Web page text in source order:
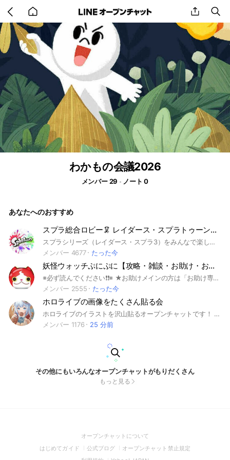
back
to
home
share
わかもの会議2026
メンバー 29 ノート 0
あなたへのおすすめ
スプラ総合ロビー🦑 レイダース・スプラトゥーン3・マルチ募集・攻略
スプラシリーズ（レイダース・スプラ3）をみんなで楽しむ総合オープンチャットです🦑🐙 マルチ募集、攻略情報、質問・相談、新着情報、フェス、サーモンラン、大会・イベントなど、スプラに関する話題なら大歓迎！ レイダースを楽しみたい方も、スプラ3で対戦やサモランを遊びたい方も、ぜひご参加ください。 ガチ勢・エンジョイ勢・初心者を問わず、誰もが気軽に楽しく交流できる場所を目指しています。 さあ、スプラを愛するイカ・タコ諸君よ、集まれ！ ※入室後は、大事なノートにある「イカのおきて」をご一読ください。 細かいルールは設けていませんが、乱暴な言葉づかい、敵や味方を傷つける発言、過度な批判、スプラと無関係な会話の継続などは禁止しています。お互いに思いやりを持って楽しみましょう！ #スプラトゥーン #スプラ #Splatoon #ゲーム #Switch #Nintendo #任天堂 #対戦 #マルチ #攻略 #フレンド #スプラトゥーンレイダース #レイダース #スプラトゥーン3 #スプラ3 #Splatoon3 #フェス #サーモンラン #サモラン #ビッグラン
メンバー 4677
たった今
妖怪ウォッチぷにぷに【攻略・雑談・お助け・おかえり・俺の友達紹介キャンペーン・フレンド募集】
※必ず読んでください❗️❗️※ ★お助けメインの方は「お助け専用部屋」に参加するよう、よろしくお願いいたします‼️★ より良い環境を維持する為、オープンチャットに入ったらノートやアナウンスの確認を必ずよろしくお願いします！ 助け合い楽しみましょう！ 荒らしは遠慮無く退会させて頂きます。 助け合いが出来ないイベントは攻略や雑談などで話しましょう。 他グルへの勧誘・代行・チート・荒らし等は禁止です。 ★再参加整理中★ ・イベ終了毎に荒らし以外の方は再参加を解除してるので気持ちを改めて再参加の方をよろしくお願いいたします。 🏷Tag欄 #ゲーム#ぷにぷに#お助け#雑談#ぷにぷにお助け#妖怪ウォッチぷにぷにお助け#妖怪ウォッチ#ぷにぷにフレンド募集#ぷにぷにフレンド#ぷにぷにオプチャ#ぷにぷにオープンチャット#雑談部屋#雑談オプ#ぷにぷに攻略#ぷにぷに招待キャンペーン#イサマシ#ポカポカ#ウスラカゲ#フシギ#ニョロロン#ブキミ#怪魔#ゴーケツ#プリチー#王#ゲーム好き集まれ#にじさんじ#攻略#スコアタ#お助け募集#フレンド#フレンド募集#ガチャ#フレコ#隠しステージ #Z#ZZ#ZZZ#UZ#封印#強敵#ボス#種族#ニャンボ#オールスター#サンデー#アニメ#ホロライブ#抽選#配布#リーク#ホロライブ好き#ホロライブオプチャ#ホロライブオープンチャット#コラボ#映画#おはじき#ゴルフ#にゃんとす#にゃんとすコーラ#ゲート#周回#神引き#特効#レアドロ#ドリンク#ベスパ#招待キャンペーン#オープンチャット#助け合い#ぷにぷに雑談#東リべ#東京リベンジャーズ#東卍#リゼロ#仮面ライダー#ぷよぷよ#七つの大罪#シャドウサイド#三国志#レベルファイブ#進撃の巨人#モンスト#五等分の花嫁#このすば#転スラ#俺の友達召喚キャンペーン#ゲーム攻略#ぷにぷに俺の友達召喚キャンペーン#初心者#中級者#上級者#無課金勢#ガチ勢#リゼロ#エヴァ#プロセカ#Switch#モンスト#星街すいせい#さくらみこ#白上フブキ#百鬼あやめ#湊あくあ#猫又おかゆ#戌神ころね#潤羽るしあ#宝鐘マリン#兎田ぺこら#白銀ノエル#沙花叉クロヱ#天音かなた#ぷにぷに俺の友達紹介キャンペーン#ぷにぷに雑談#ぷにぷにおかえり#ポケポケ#名探偵コナン#無職転生
メンバー 2555
たった今
ホロライブの画像をたくさん貼る会
ホロライブのイラストを沢山貼るオープンチャットです！ 入ったら挨拶と推しを言ってくださいね！ ※アイコンは3次元以外にしてください #ホロライブ #イラスト
メンバー 1176
25 分前
その他にもいろんなオープンチャットがもりだくさん
もっと見る
オープンチャットについて
in
はじめてガイド
(Open
in
公式ブログ
(Open
in
オープンチャット禁止規定(Open